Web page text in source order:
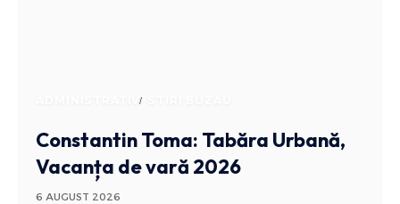
ADMINISTRATIV
Constantin Toma: Tabăra Urbană,
Vacanța de vară 2026
6 AUGUST 2026